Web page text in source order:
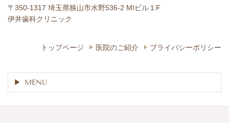
〒350-1317 埼玉県狭山市水野536-2 MIビル１F
伊井歯科クリニック
トップページ 医院のご紹介 プライバシーポリシー
MENU